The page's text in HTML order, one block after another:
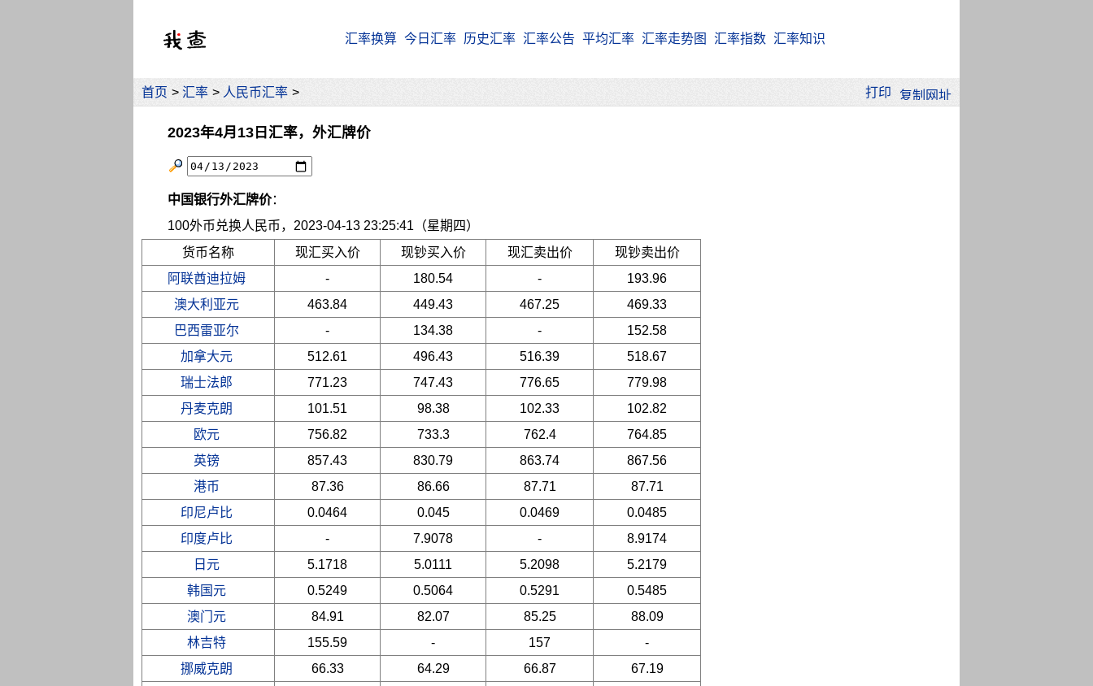
汇率换算 今日汇率 历史汇率 汇率公告 平均汇率 汇率走势图 汇率指数 汇率知识
首页 > 汇率 > 人民币汇率 > 打印
2023年4月13日汇率，外汇牌价
中国银行外汇牌价：
100外币兑换人民币，2023-04-13 23:25:41（星期四）
货币名称
现汇买入价 现钞买入价 现汇卖出价
现钞卖出价
阿联酋迪拉姆
- 180.54 -
193.96
澳大利亚元
463.84 449.43 467.25
469.33
巴西雷亚尔
- 134.38 -
152.58
加拿大元
512.61 496.43 516.39
518.67
瑞士法郎
771.23 747.43 776.65
779.98
丹麦克朗
101.51 98.38 102.33
102.82
欧元
756.82 733.3 762.4
764.85
英镑
857.43 830.79 863.74
867.56
港币
87.36 86.66 87.71
87.71
印尼卢比
0.0464 0.045 0.0469
0.0485
印度卢比
- 7.9078 -
8.9174
日元
5.1718 5.0111 5.2098
5.2179
韩国元
0.5249 0.5064 0.5291
0.5485
澳门元
84.91 82.07 85.25
88.09
林吉特
155.59 - 157
-
挪威克朗
66.33 64.29 66.87
67.19